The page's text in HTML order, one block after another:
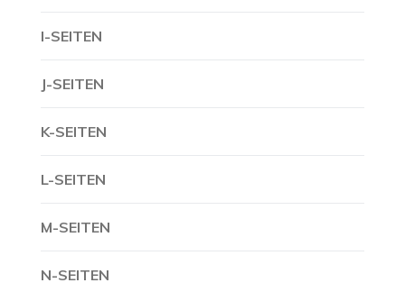
I-SEITEN
J-SEITEN
K-SEITEN
L-SEITEN
M-SEITEN
N-SEITEN